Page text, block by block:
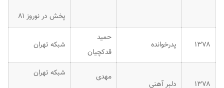
پخش در نوروز ۸۱
۱۳۷۸ پدرخوانده
حمید
قدکچیان
شبکه تهران
۱۳۷۸ دلبر آهنی
مهدی
شبکه تهران